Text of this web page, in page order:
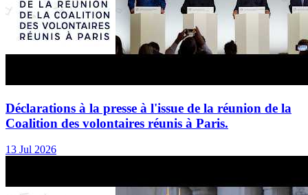
Déclarations à la presse à l'issue de la réunion de la
Coalition des volontaires réunis à Paris.
13 Jul 2026